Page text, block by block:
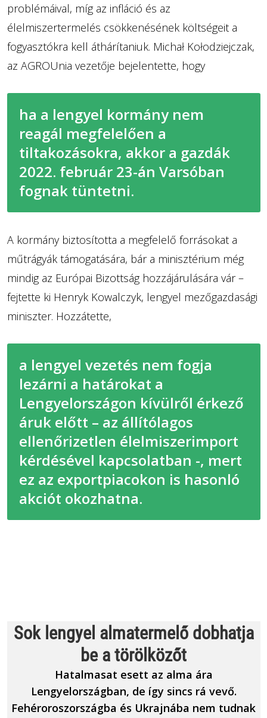
problémáival, míg az infláció és az
élelmiszertermelés csökkenésének költségeit a
fogyasztókra kell áthárítaniuk. Michał Kołodziejczak,
az AGROUnia vezetője bejelentette, hogy
ha a lengyel kormány nem
reagál megfelelően a
tiltakozásokra, akkor a gazdák
2022. február 23-án Varsóban
fognak tüntetni.
A kormány biztosította a megfelelő forrásokat a
műtrágyák támogatására, bár a minisztérium még
mindig az Európai Bizottság hozzájárulására vár –
fejtette ki Henryk Kowalczyk, lengyel mezőgazdasági
miniszter. Hozzátette,
a lengyel vezetés nem fogja
lezárni a határokat a
Lengyelországon kívülről érkező
áruk előtt – az állítólagos
ellenőrizetlen élelmiszerimport
kérdésével kapcsolatban -, mert
ez az exportpiacokon is hasonló
akciót okozhatna.
Sok lengyel almatermelő dobhatja
be a törölközőt
Hatalmasat esett az alma ára
Lengyelországban, de így sincs rá vevő.
Fehéroroszországba és Ukrajnába nem tudnak